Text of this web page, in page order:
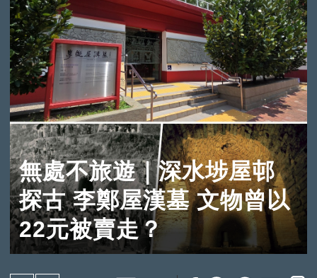
無處不旅遊｜深水埗屋邨
探古 李鄭屋漢墓 文物曾以
22元被賣走？